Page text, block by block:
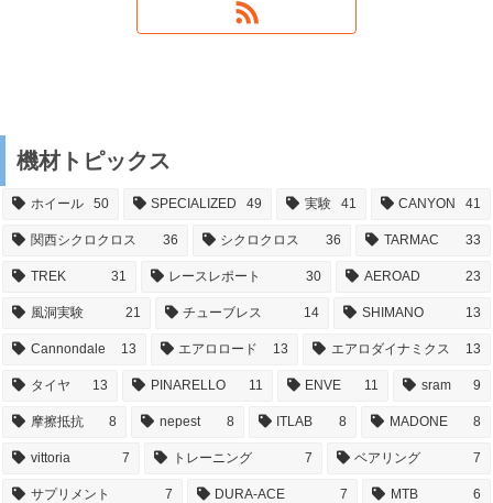
機材トピックス
ホイール 50 SPECIALIZED 49 実験 41 CANYON 41
関西シクロクロス 36 シクロクロス 36 TARMAC 33
TREK 31 レースレポート 30 AEROAD 23
風洞実験 21 チューブレス 14 SHIMANO 13
Cannondale 13 エアロロード 13 エアロダイナミクス 13
タイヤ 13 PINARELLO 11 ENVE 11 sram 9
摩擦抵抗 8 nepest 8 ITLAB 8 MADONE 8
vittoria 7 トレーニング 7 ベアリング 7
サプリメント 7 DURA-ACE 7 MTB 6